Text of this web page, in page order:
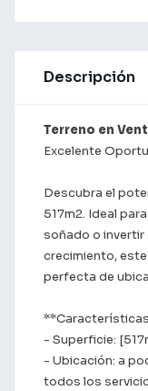
Descripción
Terreno en
Excelente
Descubra el
517m2. Ideal
soñado o invertir
crecimiento,
perfecta de
- Superficie:
- Ubicación: a
todos los